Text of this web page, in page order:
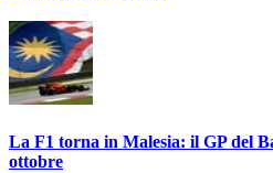
La F1 torna in Malesia: il GP del
ottobre